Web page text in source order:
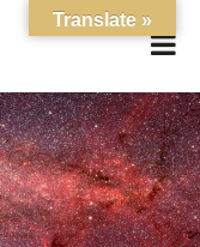
Translate »